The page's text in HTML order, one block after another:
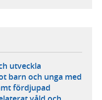
utveckla
barn och unga med
fördjupad